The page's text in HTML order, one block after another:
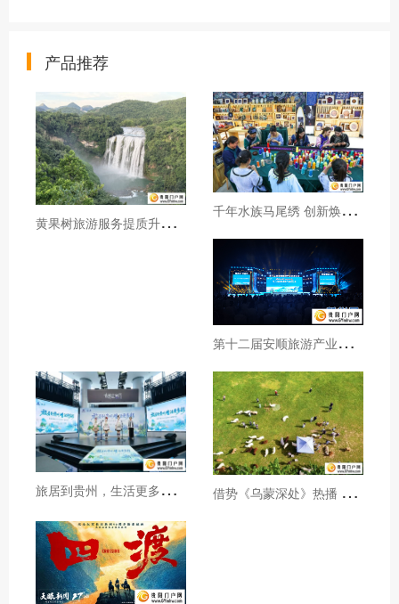
产品推荐
黄
果树旅游服务提质升级暖心护航游客行程 千
年水族马尾绣 创新焕发新生机
第
十二届安顺旅游产业发展大会开幕
旅
居到贵州，生活更多彩！贵旅集团2026年夏季产品推介会在沪举行 借
势《乌蒙深处》热播 黔西市推动影视流量变游客“留量”